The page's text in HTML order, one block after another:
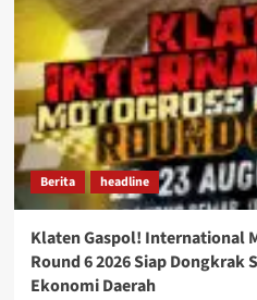
Berita headline
Klaten Gaspol! International
Round 6 2026 Siap Dongkrak
Ekonomi Daerah